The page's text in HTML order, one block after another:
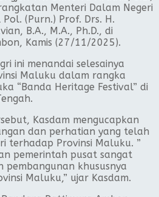
Menteri Dalam Negeri
(Purn.) Prof. Drs. H.
B.A., M.A., Ph.D., di
Kamis (27/11/2025).
ini menandai selesainya
Maluku dalam rangka
“Banda Heritage Festival” di
Kasdam mengucapkan
dan perhatian yang telah
terhadap Provinsi Maluku. ”
pemerintah pusat sangat
khususnya
Maluku,” ujar Kasdam.